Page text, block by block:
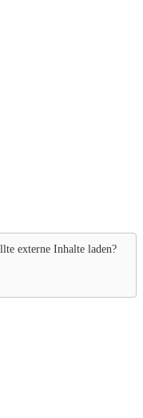
externe Inhalte laden?